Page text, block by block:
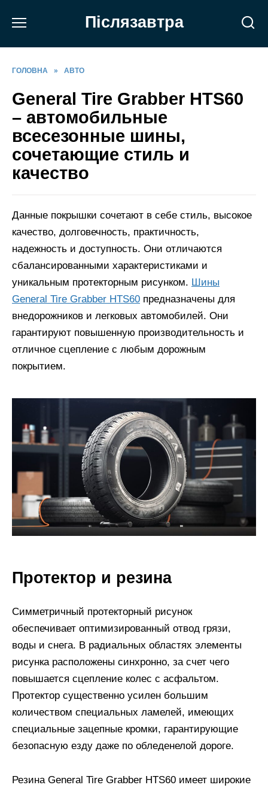
Післязавтра
ГОЛОВНА » АВТО
General Tire Grabber HTS60
– автомобильные
всесезонные шины,
сочетающие стиль и
качество
Данные покрышки сочетают в себе стиль, высокое
качество, долговечность, практичность,
надежность и доступность. Они отличаются
сбалансированными характеристиками и
уникальным протекторным рисунком. Шины
General Tire Grabber HTS60 предназначены для
внедорожников и легковых автомобилей. Они
гарантируют повышенную производительность и
отличное сцепление с любым дорожным
покрытием.
Протектор и резина
Симметричный протекторный рисунок
обеспечивает оптимизированный отвод грязи,
воды и снега. В радиальных областях элементы
рисунка расположены синхронно, за счет чего
повышается сцепление колес с асфальтом.
Протектор существенно усилен большим
количеством специальных ламелей, имеющих
специальные зацепные кромки, гарантирующие
безопасную езду даже по обледенелой дороге.
Резина General Tire Grabber HTS60 имеет широкие